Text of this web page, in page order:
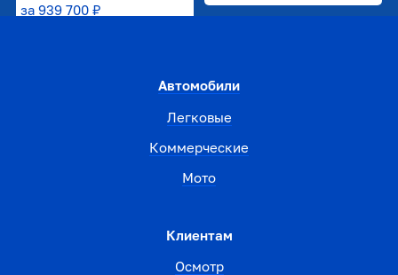
за 939 700 ₽
Автомобили
Легковые
Коммерческие
Мото
Клиентам
Осмотр